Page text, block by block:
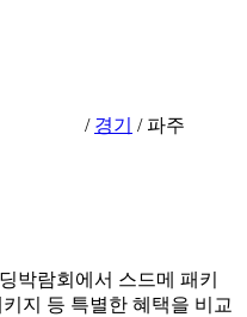
/ 경기 / 파주
박람회에서 스드메 패키
지 등 특별한 혜택을 비교